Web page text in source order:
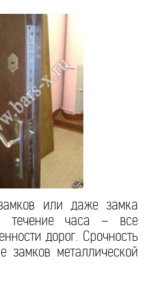
или даже замка
в течение часа – все
дорог. Срочность
замков металлической